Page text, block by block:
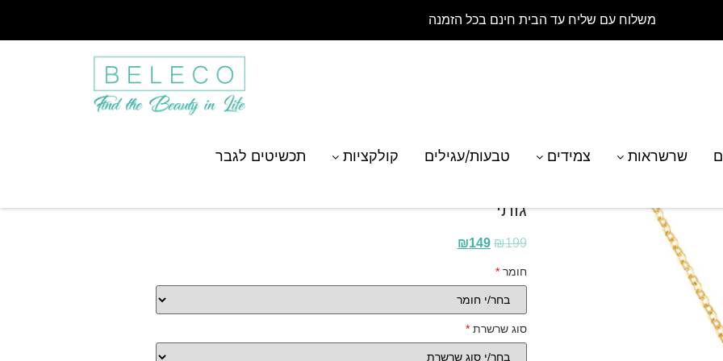
משלוח עם שליח עד הבית חינם בכל הזמנה
שרשראות צמידים טבעות/עגילים קולקציות תכשיטים לגבר דיסק עם חריטת כיתוב מזל קשת בסגנון גותי
גותי
₪199
₪149
חומר*
סוג שרשרת*